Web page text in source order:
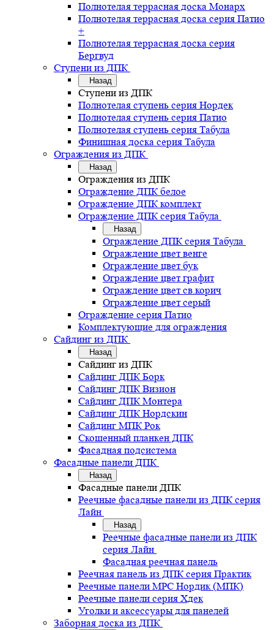
Полнотелая террасная доска Монарх
Полнотелая террасная доска серия Патио
+
Полнотелая террасная доска серия
Бергвуд
Ступени из ДПК
Назад
Ступени из ДПК
Полнотелая ступень серия Нордек
Полнотелая ступень серия Патио
Полнотелая ступень серия Табула
Финишная доска серия Табула
Ограждения из ДПК
Назад
Ограждения из ДПК
Ограждение ДПК белое
Ограждение ДПК комплект
Ограждение ДПК серия Табула
Назад
Ограждение ДПК серия Табула
Ограждение цвет венге
Ограждение цвет бук
Ограждение цвет графит
Ограждение цвет св.корич
Ограждение цвет серый
Ограждение серия Патио
Комплектующие для ограждения
Сайдинг из ДПК
Назад
Сайдинг из ДПК
Сайдинг ДПК Борк
Сайдинг ДПК Визион
Сайдинг ДПК Монтера
Сайдинг ДПК Нордскин
Сайдинг МПК Рок
Скошенный планкен ДПК
Фасадная подсистема
Фасадные панели ДПК
Назад
Фасадные панели ДПК
Реечные фасадные панели из ДПК серия
Лайн
Назад
Реечные фасадные панели из ДПК
серия Лайн
Фасадная реечная панель
Реечная панель из ДПК серия Практик
Реечные панели MPC Нордик (МПК)
Реечные панели серия Хдек
Уголки и аксессуары для панелей
Заборная доска из ДПК